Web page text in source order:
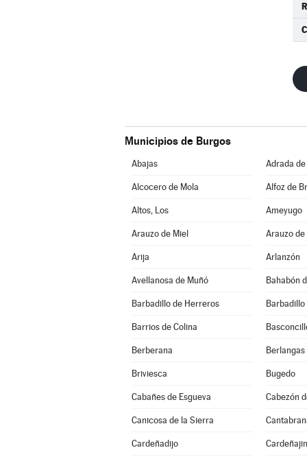
Municipios de Burgos
Abajas Adrada de
Alcocero de Mola Alfoz de
Altos, Los Ameyugo
Arauzo de Miel Arauzo de
Arija Arlanzón
Avellanosa de Muñó Bahabón
Barbadillo de Herreros
Barrios de Colina
Berberana Berlangas
Briviesca Bugedo
Cabañes de Esgueva Cabezón
Canicosa de la Sierra
Cardeñadijo